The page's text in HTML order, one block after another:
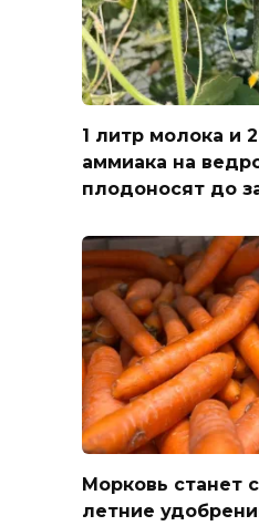
1 литр молока и
аммиака на
плодоносят до
Морковь станет
летние